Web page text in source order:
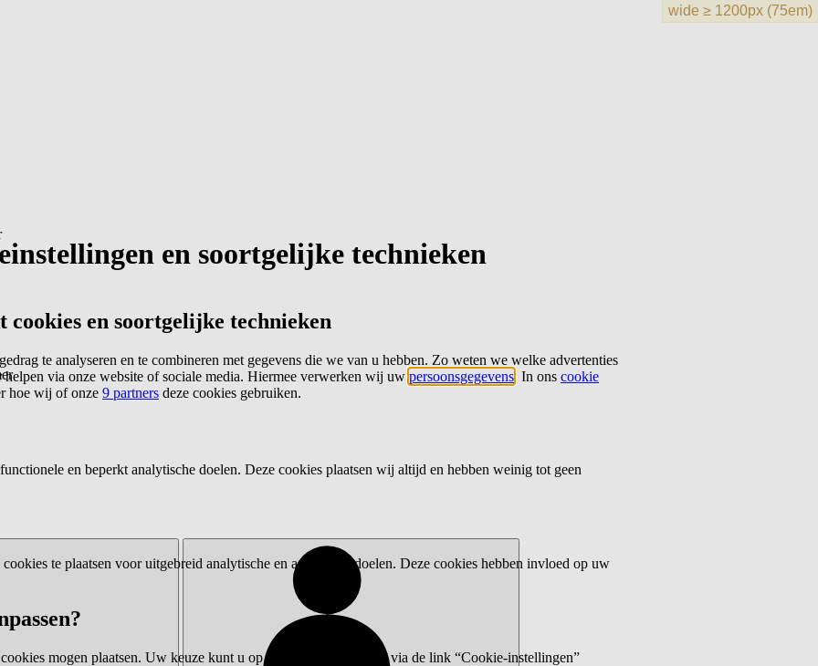
en soortgelijke technieken
cookies en soortgelijke technieken
te analyseren en te combineren met gegevens die we van u hebben. Zo weten we welke advertenties
via onze website of sociale media. Hiermee verwerken wij uw persoonsgegevens . In ons cookie
hoe wij of onze 9 partners deze cookies gebruiken.
en beperkt analytische doelen. Deze cookies plaatsen wij altijd en hebben weinig tot geen
te plaatsen voor uitgebreid analytische en advertentiedoelen. Deze cookies hebben invloed op uw
mogen plaatsen. Uw keuze kunt u op elk moment wijzigen via de link “Cookie-instellingen”